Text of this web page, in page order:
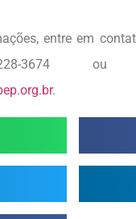
entre em
3674
.